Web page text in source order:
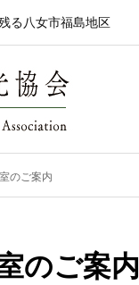
る八女市福島地区
のご案内
のご案内